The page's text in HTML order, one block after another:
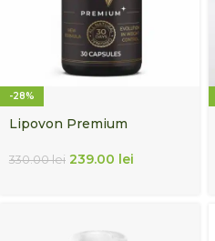
-28%
Lipovon Premium
330.00lei 239.00 lei